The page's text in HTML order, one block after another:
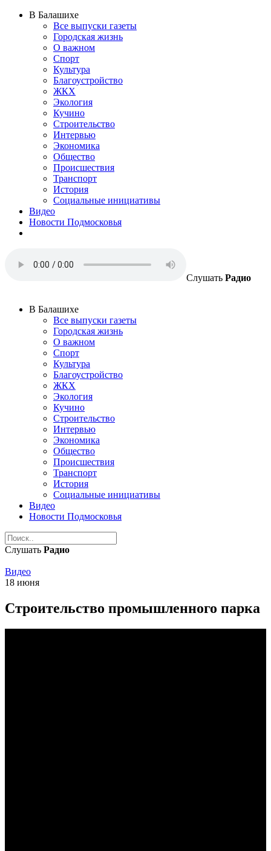
В Балашихе
Все выпуски газеты
Городская жизнь
О важном
Спорт
Культура
Благоустройство
ЖКХ
Экология
Кучино
Строительство
Интервью
Экономика
Общество
Происшествия
Транспорт
История
Социальные инициативы
Видео
Новости Подмосковья
Слушать Радио
В Балашихе
Все выпуски газеты
Городская жизнь
О важном
Спорт
Культура
Благоустройство
ЖКХ
Экология
Кучино
Строительство
Интервью
Экономика
Общество
Происшествия
Транспорт
История
Социальные инициативы
Видео
Новости Подмосковья
Слушать Радио
Видео
18 июня
Строительство промышленного парка